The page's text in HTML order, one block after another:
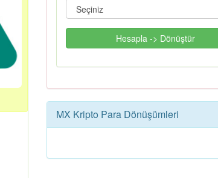
Hesapla -> Dönüştür
MX Kripto Para Dönüşümleri